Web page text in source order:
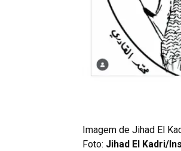
Imagem de Jihad El
Foto: Jihad El Kadri/